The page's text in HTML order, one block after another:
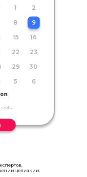
1
2
8
9
15
16
22
23
29
30
5 6
целиакии: